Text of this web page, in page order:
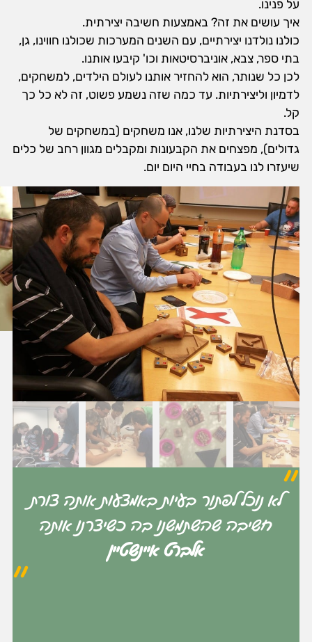
על פנינו.
איך עושים את זה? באמצעות חשיבה יצירתית.
כולנו נולדנו יצירתיים, עם השנים המערכות שכולנו חווינו, גן,
בתי ספר, צבא, אוניברסיטאות וכו' קיבעו אותנו.
לכן כל שנותר, הוא להחזיר אותנו לעולם הילדים, למשחקים,
לדמיון וליצירתיות. עד כמה שזה נשמע פשוט, זה לא כל כך
קל.
בסדנת היצירתיות שלנו, אנו משחקים (במשחקים של
גדולים), מפצחים את הקבעונות ומקבלים מגוון רחב של כלים
שיעזרו לנו בעבודה בחיי היום יום.
לא נוכל לפתור בעיות באמצעות אותה צורת
חשיבה שהשתמשנו בה כשיצרנו אותה
אלברט איינשטיין